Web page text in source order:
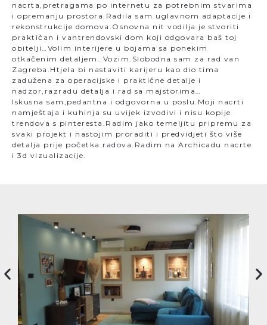
nacrta,pretragama po internetu za potrebnim stvarima
i opremanju prostora.Radila sam uglavnom adaptacije i
rekonstrukcije domova.Osnovna nit vodilja je stvoriti
praktičan i vantrendovski dom koji odgovara baš toj
obitelji…Volim interijere u bojama sa ponekim
otkačenim detaljem…Vozim.Slobodna sam za rad van
Zagreba.Htjela bi nastaviti karijeru kao dio tima
zadužena za operacijske i praktične detalje i
nadzor,razradu detalja i rad sa majstorima…
Iskusna sam,pedantna i odgovorna u poslu.Moji nacrti
namještaja i kuhinja su uvijek izvodivi i nisu kopije
trendova s pinteresta.Radim jako temeljitu pripremu za
svaki projekt i nastojim proraditi i predvidjeti što više
detalja prije početka radova.Radim na Archicadu nacrte
i 3d vizualizacije.